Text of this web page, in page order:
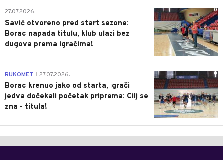
0
27.07.2026.
Savić otvoreno pred start sezone:
Borac napada titulu, klub ulazi bez
dugova prema igračima!
0
RUKOMET 27.07.2026.
Borac krenuo jako od starta, igrači
jedva dočekali početak priprema: Cilj se
zna - titula!